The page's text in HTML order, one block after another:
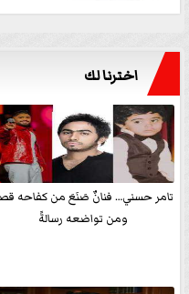
اخترنا لك
تامر حسني… فنانٌ صَنَعَ من كفاحه
ومن تواضعه رسالةً